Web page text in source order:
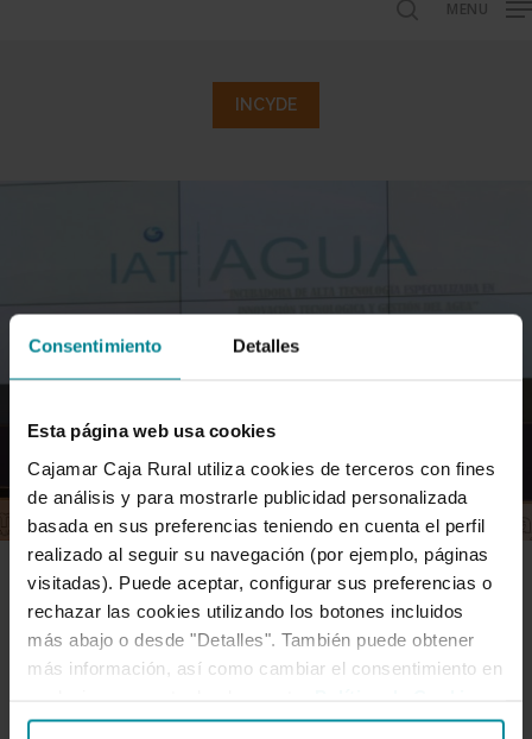
Consentimiento Detalles
Esta página web usa cookies
Cajamar Caja Rural utiliza cookies de terceros con fines
de análisis y para mostrarle publicidad personalizada
basada en sus preferencias teniendo en cuenta el perfil
realizado al seguir su navegación (por ejemplo, páginas
visitadas). Puede aceptar, configurar sus preferencias o
rechazar las cookies utilizando los botones incluidos
más abajo o desde "Detalles". También puede obtener
más información, así como cambiar el consentimiento en
MENU
INCYDE
EFICIENCIA Y SOSTENIBILIDAD